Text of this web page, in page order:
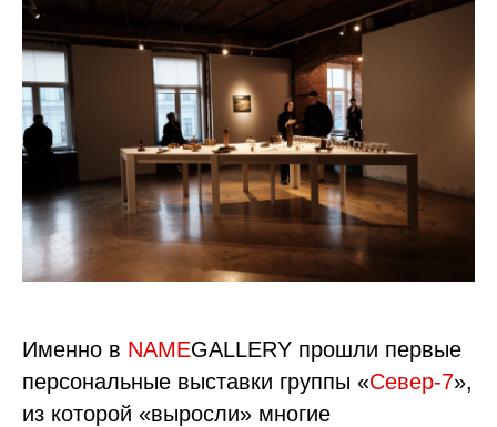
Именно в NAMEGALLERY прошли первые
персональные выставки группы «Север-7»,
из которой «выросли» многие